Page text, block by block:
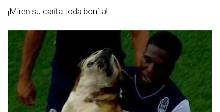
¡Miren su carita toda bonita!